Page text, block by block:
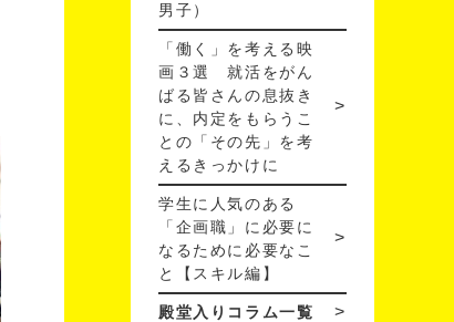
男子）
「働く」を考える映
画３選 就活をがん
ばる皆さんの息抜き
に、内定をもらうこ
との「その先」を考
えるきっかけに
学生に人気のある
「企画職」に必要に
なるために必要なこ
と【スキル編】
殿堂入りコラム一覧